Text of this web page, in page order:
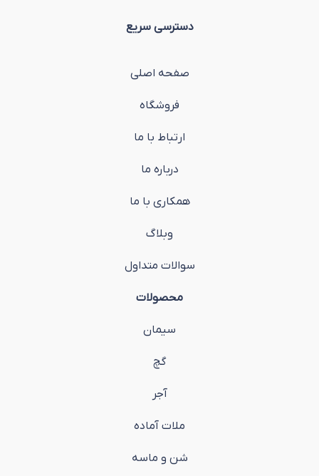
دسترسی سریع
صفحه اصلی
فروشگاه
ارتباط با ما
درباره ما
همکاری با ما
وبلاگ
سوالات متداول
محصولات
سیمان
گچ
آجر
ملات آماده
شن و ماسه